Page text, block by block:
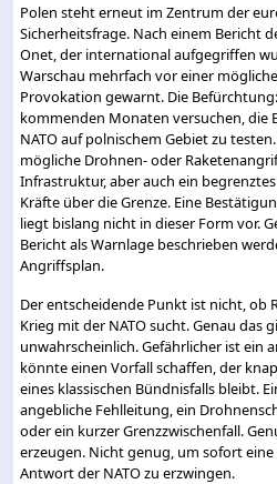
Polen steht erneut im Zentrum der
Sicherheitsfrage. Nach einem Bericht
Onet, der international aufgegriffen
Warschau mehrfach vor einer
Provokation gewarnt. Die
kommenden Monaten versuchen, die
NATO auf polnischem Gebiet zu
mögliche Drohnen- oder
Infrastruktur, aber auch ein
Kräfte über die Grenze. Eine
liegt bislang nicht in dieser Form vor.
Bericht als Warnlage beschrieben
Angriffsplan.
Der entscheidende Punkt ist nicht, ob
Krieg mit der NATO sucht. Genau das
unwahrscheinlich. Gefährlicher ist ein
könnte einen Vorfall schaffen, der
eines klassischen Bündnisfalls bleibt.
angebliche Fehlleitung, ein
oder ein kurzer Grenzzwischenfall.
erzeugen. Nicht genug, um sofort
Antwort der NATO zu erzwingen.